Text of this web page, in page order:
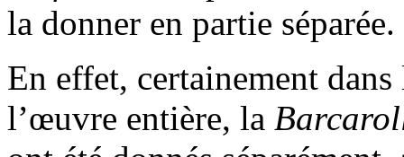
la donner en partie séparée.
En effet, certainement
l’œuvre entière, la